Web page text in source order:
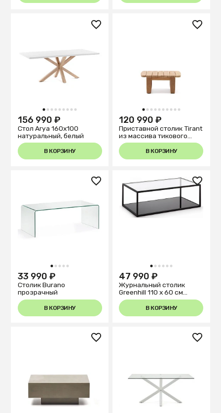
1 2 3 4 5 6 7 8 9
156 990 ₽
Стол Arya 160х100
натуральный, белый
В КОРЗИНУ
1 2 3 4 5 6 7 8 9 10
120 990 ₽
Приставной столик Tirant
из массива тикового
дерева 100% FSC
В КОРЗИНУ
1 2 3 4 5
33 990 ₽
Столик Burano
прозрачный
В КОРЗИНУ
1 2 3 4 5 6
47 990 ₽
Журнальный столик
Greenhill 110 x 60 см
черный
В КОРЗИНУ